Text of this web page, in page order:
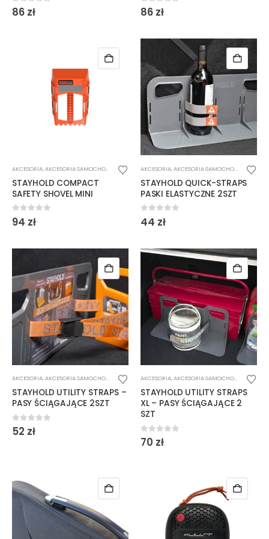
0out of 5
86 zł 0out of 5
86 zł
AKCESORIA,AKCESORIA SAMOCHODOWE
STAYHOLD COMPACT
SAFETY SHOVEL MINI
0 out of 5
94 zł
AKCESORIA,AKCESORIA SAMOCHODOWE
STAYHOLD QUICK-STRAPS
PASKI ELASTYCZNE 2SZT
0out of 5
44 zł
AKCESORIA,AKCESORIA SAMOCHODOWE
STAYHOLD UTILITY STRAPS –
PASY ŚCIĄGAJĄCE 2SZT
0out of 5
52 zł
AKCESORIA,AKCESORIA SAMOCHODOWE
STAYHOLD UTILITY STRAPS
XL – PASY ŚCIĄGAJĄCE 2
SZT
0out of 5
70 zł